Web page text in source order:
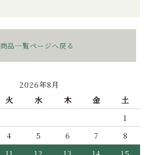
商品一覧ページへ戻る
2026年8月
火 水 木 金
土
1
4 5 6 7
8